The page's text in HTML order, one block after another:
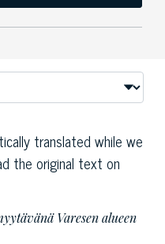
translated while we
the original text on
Varesen alueen